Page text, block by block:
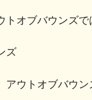
トオブバウンズで
ズ
アウトオブバウン